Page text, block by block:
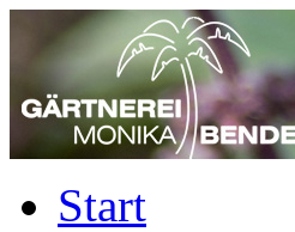
Start